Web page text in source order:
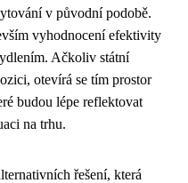
v původní podobě.
vyhodnocení efektivity
Ačkoliv státní
otevírá se tím prostor
budou lépe reflektovat
na trhu.
řešení, která